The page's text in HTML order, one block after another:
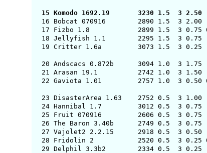
15 Komodo
16 Bobcat
17 Fizbo
18 Jellyfish
19 Critter
20 Andscacs
21 Arasan
22 Gaviota
23
24 Hannibal
25 Fruit
26 The Baron
27 Vajolet2
28 Fridolin
29 Delphil